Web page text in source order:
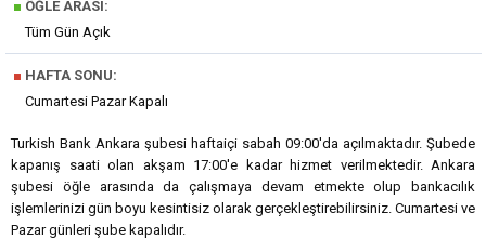
■ ÖĞLE ARASI:
Tüm Gün Açık
■ HAFTA SONU:
Cumartesi Pazar Kapalı
Turkish Bank Ankara şubesi haftaiçi sabah 09:00'da açılmaktadır. Şubede
kapanış saati olan akşam 17:00'e kadar hizmet verilmektedir. Ankara
şubesi öğle arasında da çalışmaya devam etmekte olup bankacılık
işlemlerinizi gün boyu kesintisiz olarak gerçekleştirebilirsiniz. Cumartesi ve
Pazar günleri şube kapalıdır.